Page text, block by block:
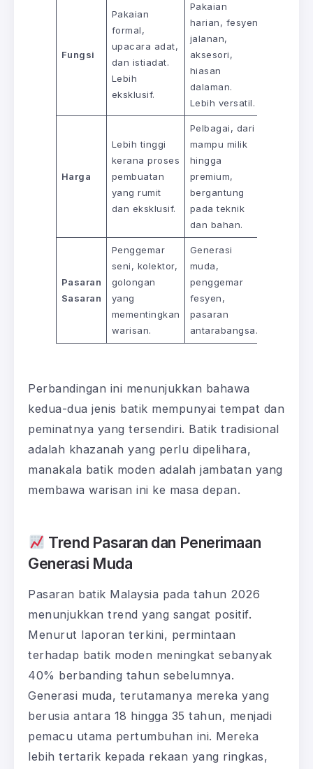
Fungsi
Pakaian
formal,
upacara adat,
dan istiadat.
Lebih
eksklusif.
Pakaian
harian, fesyen
jalanan,
aksesori,
hiasan
dalaman.
Lebih versatil.
Harga
Lebih tinggi
kerana proses
pembuatan
yang rumit
dan eksklusif.
Pelbagai, dari
mampu milik
hingga
premium,
bergantung
pada teknik
dan bahan.
Pasaran
Sasaran
Penggemar
seni, kolektor,
golongan
yang
mementingkan
warisan.
Generasi
muda,
penggemar
fesyen,
pasaran
antarabangsa.
Perbandingan ini menunjukkan bahawa
kedua-dua jenis batik mempunyai tempat dan
peminatnya yang tersendiri. Batik tradisional
adalah khazanah yang perlu dipelihara,
manakala batik moden adalah jambatan yang
membawa warisan ini ke masa depan.
Trend Pasaran dan Penerimaan
Generasi Muda
Pasaran batik Malaysia pada tahun 2026
menunjukkan trend yang sangat positif.
Menurut laporan terkini, permintaan
terhadap batik moden meningkat sebanyak
40% berbanding tahun sebelumnya.
Generasi muda, terutamanya mereka yang
berusia antara 18 hingga 35 tahun, menjadi
pemacu utama pertumbuhan ini. Mereka
lebih tertarik kepada rekaan yang ringkas,